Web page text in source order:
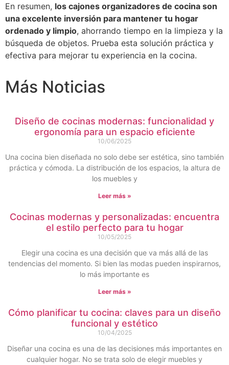
En resumen, los cajones organizadores de cocina son
una excelente inversión para mantener tu hogar
ordenado y limpio, ahorrando tiempo en la limpieza y la
búsqueda de objetos. Prueba esta solución práctica y
efectiva para mejorar tu experiencia en la cocina.
Más Noticias
Diseño de cocinas modernas: funcionalidad y
ergonomía para un espacio eficiente
10/06/2025
Una cocina bien diseñada no solo debe ser estética, sino también
práctica y cómoda. La distribución de los espacios, la altura de
los muebles y
Leer más »
Cocinas modernas y personalizadas: encuentra
el estilo perfecto para tu hogar
10/05/2025
Elegir una cocina es una decisión que va más allá de las
tendencias del momento. Si bien las modas pueden inspirarnos,
lo más importante es
Leer más »
Cómo planificar tu cocina: claves para un diseño
funcional y estético
10/04/2025
Diseñar una cocina es una de las decisiones más importantes en
cualquier hogar. No se trata solo de elegir muebles y